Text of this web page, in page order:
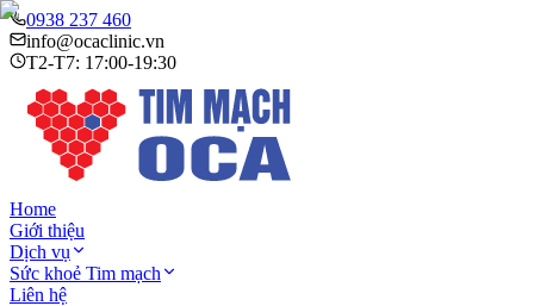
0938 237 460
info@ocaclinic.vn
T2-T7: 17:00-19:30
Home
Giới thiệu
Dịch vụ
Sức khoẻ Tim mạch
Liên hệ